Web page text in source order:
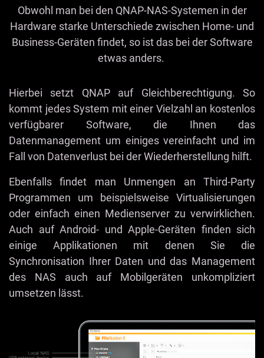
Obwohl man bei den QNAP-NAS-Systemen in der
Hardware starke Unterschiede zwischen Home- und
Business-Geräten findet, so ist das bei der Software
etwas anders.
Hierbei setzt QNAP auf Gleichberechtigung. So
kommt jedes System mit einer Vielzahl an kostenlos
verfügbarer Software, die Ihnen das
Datenmanagement um einiges vereinfacht und im
Fall von Datenverlust bei der Wiederherstellung hilft.
Ebenfalls findet man Unmengen an Third-Party
Programmen um beispielsweise Virtualisierungen
oder einfach einen Medienserver zu verwirklichen.
Auch auf Android- und Apple-Geräten finden sich
einige Applikationen mit denen Sie die
Synchronisation Ihrer Daten und das Management
des NAS auch auf Mobilgeräten unkompliziert
umsetzen lässt.